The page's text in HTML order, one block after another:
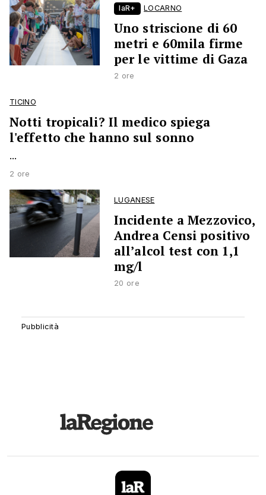
laR+ LOCARNO
Uno striscione di 60
metri e 60mila firme
per le vittime di Gaza
2 ore
TICINO
Notti tropicali? Il medico spiega
l'effetto che hanno sul sonno
...
2 ore
LUGANESE
Incidente a Mezzovico,
Andrea Censi positivo
all’alcol test con 1,1
mg/l
20 ore